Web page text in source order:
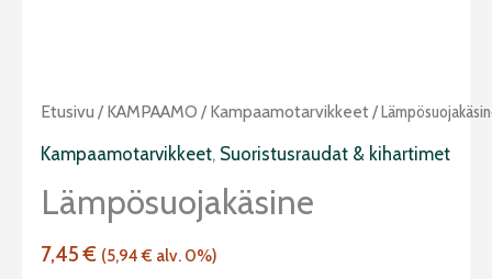
Etusivu / KAMPAAMO / Kampaamotarvikkeet/
Kampaamotarvikkeet, Suoristusraudat & kihartimet
Lämpösuojakäsine
7,45€ (5,94€ alv. 0%)
Lämpösuojakäsine
määrä